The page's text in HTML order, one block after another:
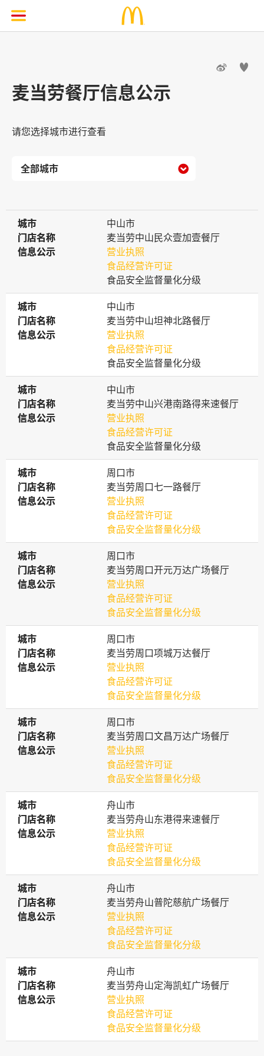
 
麦当劳餐厅信息公示
请您选择城市进行查看

城市
城市
中山市
门店名称
门店名称
麦当劳中山民众壹加壹餐厅
信息公示
信息公示
营业执照
食品经营许可证
食品安全监督量化分级
城市
城市
中山市
门店名称
门店名称
麦当劳中山坦神北路餐厅
信息公示
信息公示
营业执照
食品经营许可证
食品安全监督量化分级
城市
城市
中山市
门店名称
门店名称
麦当劳中山兴港南路得来速餐厅
信息公示
信息公示
营业执照
食品经营许可证
食品安全监督量化分级
城市
城市
周口市
门店名称
门店名称
麦当劳周口七一路餐厅
信息公示
信息公示
营业执照
食品经营许可证
食品安全监督量化分级
城市
城市
周口市
门店名称
门店名称
麦当劳周口开元万达广场餐厅
信息公示
信息公示
营业执照
食品经营许可证
食品安全监督量化分级
城市
城市
周口市
门店名称
门店名称
麦当劳周口项城万达餐厅
信息公示
信息公示
营业执照
食品经营许可证
食品安全监督量化分级
城市
城市
周口市
门店名称
门店名称
麦当劳周口文昌万达广场餐厅
信息公示
信息公示
营业执照
食品经营许可证
食品安全监督量化分级
城市
城市
舟山市
门店名称
门店名称
麦当劳舟山东港得来速餐厅
信息公示
信息公示
营业执照
食品经营许可证
食品安全监督量化分级
城市
城市
舟山市
门店名称
门店名称
麦当劳舟山普陀慈航广场餐厅
信息公示
信息公示
营业执照
食品经营许可证
食品安全监督量化分级
城市
城市
舟山市
门店名称
门店名称
麦当劳舟山定海凯虹广场餐厅
信息公示
信息公示
营业执照
食品经营许可证
食品安全监督量化分级